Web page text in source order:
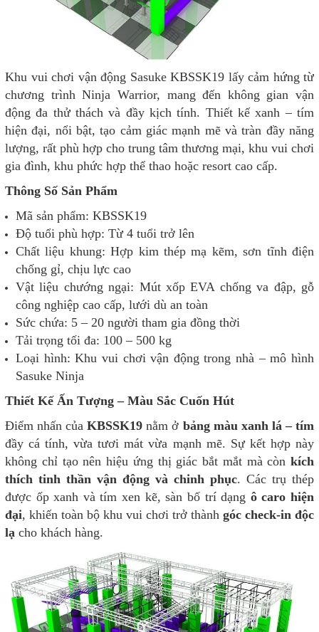
Khu vui chơi vận động Sasuke KBSSK19 lấy cảm hứng từ
chương trình Ninja Warrior, mang đến không gian vận
động đa thử thách và đầy kịch tính. Thiết kế xanh – tím
hiện đại, nổi bật, tạo cảm giác mạnh mẽ và tràn đầy năng
lượng, rất phù hợp cho trung tâm thương mại, khu vui chơi
gia đình, khu phức hợp thể thao hoặc resort cao cấp.
Thông Số Sản Phẩm
Mã sản phẩm: KBSSK19
Độ tuổi phù hợp: Từ 4 tuổi trở lên
Chất liệu khung: Hợp kim thép mạ kẽm, sơn tĩnh điện
chống gỉ, chịu lực cao
Vật liệu chướng ngại: Mút xốp EVA chống va đập, gỗ
công nghiệp cao cấp, lưới dù an toàn
Sức chứa: 5 – 20 người tham gia đồng thời
Tải trọng tối đa: 100 – 500 kg
Loại hình: Khu vui chơi vận động trong nhà – mô hình
Sasuke Ninja
Thiết Kế Ấn Tượng – Màu Sắc Cuốn Hút
Điểm nhấn củaKBSSK19 nằm ở bảng màu xanh lá – tím
đầy cá tính, vừa tươi mát vừa mạnh mẽ. Sự kết hợp này
không chỉ tạo nên hiệu ứng thị giác bắt mắt mà còn kích
thích tinh thần vận động và chinh phục. Các trụ thép
được ốp xanh và tím xen kẽ, sàn bố trí dạng ô caro hiện
đại, khiến toàn bộ khu vui chơi trở thành góc check-in độc
lạ cho khách hàng.